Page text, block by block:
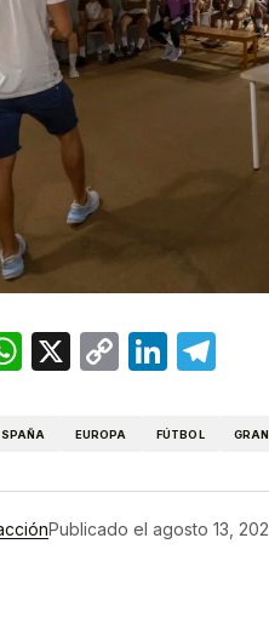
WhatsApp
X
Copy
EUROPA FÚTBOL
Publicado el agosto 13,